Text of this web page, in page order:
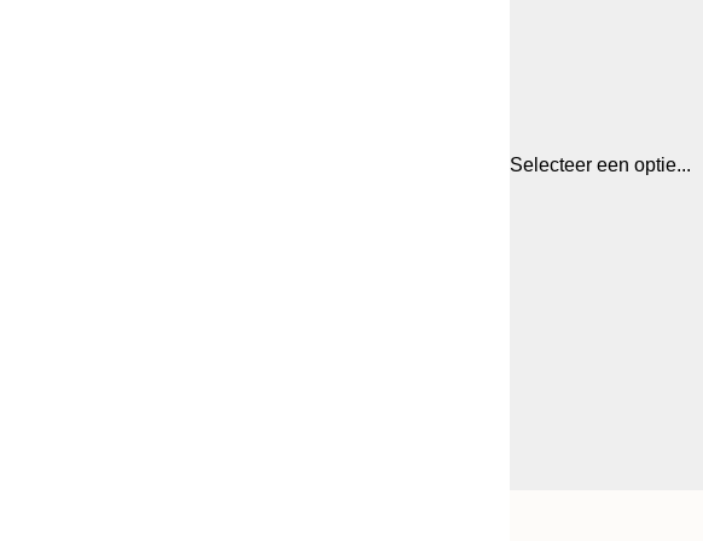
Selecteer een optie...